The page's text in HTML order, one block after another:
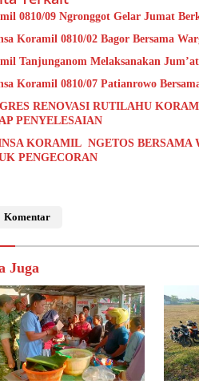
0810/09 Ngronggot Gelar Jumat
Koramil 0810/02 Bagor Bersama
Tanjunganom Melaksanakan
Koramil 0810/07 Patianrowo
RENOVASI RUTILAHU
PENYELESAIAN
KORAMIL NGETOS BERSAMA
PENGECORAN
Komentar
Juga